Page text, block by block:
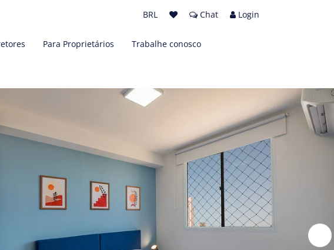
BRL Chat Login
Para Proprietários Trabalhe conosco